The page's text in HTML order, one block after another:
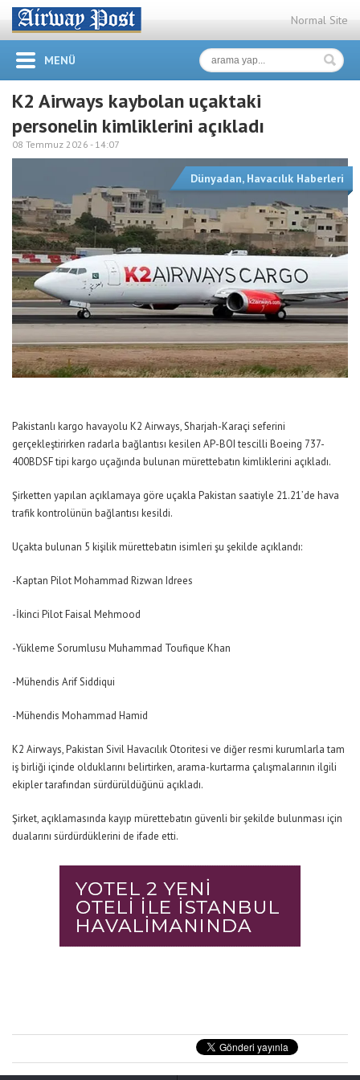
Normal Site
MENÜ
K2 Airways kaybolan uçaktaki
personelin kimliklerini açıkladı
08 Temmuz 2026 - 14:07
Dünyadan, Havacılık Haberleri
Pakistanlı kargo havayolu K2 Airways, Sharjah-Karaçi seferini
gerçekleştirirken radarla bağlantısı kesilen AP-BOI tescilli Boeing 737-
400BDSF tipi kargo uçağında bulunan mürettebatın kimliklerini açıkladı.
Şirketten yapılan açıklamaya göre uçakla Pakistan saatiyle 21.21’de hava
trafik kontrolünün bağlantısı kesildi.
Uçakta bulunan 5 kişilik mürettebatın isimleri şu şekilde açıklandı:
-Kaptan Pilot Mohammad Rizwan Idrees
-İkinci Pilot Faisal Mehmood
-Yükleme Sorumlusu Muhammad Toufique Khan
-Mühendis Arif Siddiqui
-Mühendis Mohammad Hamid
K2 Airways, Pakistan Sivil Havacılık Otoritesi ve diğer resmi kurumlarla tam
iş birliği içinde olduklarını belirtirken, arama-kurtarma çalışmalarının ilgili
ekipler tarafından sürdürüldüğünü açıkladı.
Şirket, açıklamasında kayıp mürettebatın güvenli bir şekilde bulunması için
dualarını sürdürdüklerini de ifade etti.